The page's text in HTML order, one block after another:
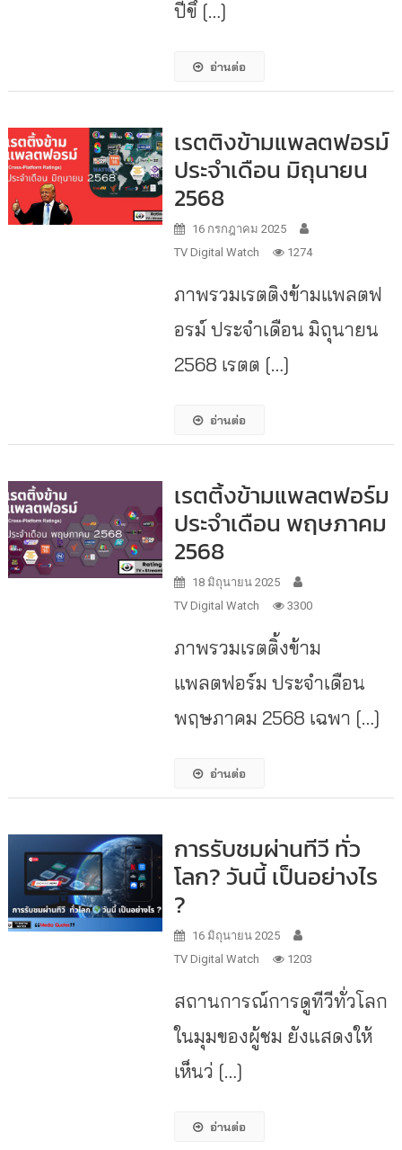
ปีขึ […]
อ่านต่อ
เรตติงข้ามแพลตฟอรม์
ประจำเดือน มิถุนายน
2568
16 กรกฎาคม 2025
TV Digital Watch
1274
ภาพรวมเรตติงข้ามแพลตฟ
อรม์ ประจำเดือน มิถุนายน
2568 เรตต […]
อ่านต่อ
เรตติ้งข้ามแพลตฟอร์ม
ประจำเดือน พฤษภาคม
2568
18 มิถุนายน 2025
TV Digital Watch
3300
ภาพรวมเรตติ้งข้าม
แพลตฟอร์ม ประจำเดือน
พฤษภาคม 2568 เฉพา […]
อ่านต่อ
การรับชมผ่านทีวี ทั่ว
โลก? วันนี้ เป็นอย่างไร
?
16 มิถุนายน 2025
TV Digital Watch
1203
สถานการณ์การดูทีวีทั่วโลก
ในมุมของผู้ชม ยังแสดงให้
เห็นว่ […]
อ่านต่อ